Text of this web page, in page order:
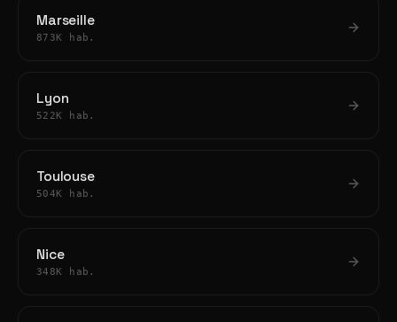
Marseille
873K hab.
Lyon
522K hab.
Toulouse
504K hab.
Nice
348K hab.